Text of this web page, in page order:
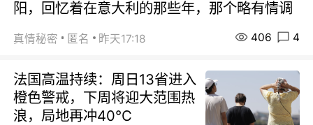
阳，回忆着在意大利的那些年，那个略有情调
真情秘密 匿名 昨天17:18 406 4
法国高温持续：周日13省进入
橙色警戒，下周将迎大范围热
浪，局地再冲40℃